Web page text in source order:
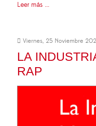
Leer más ...
Viernes, 25 Noviembre
LA
RAP